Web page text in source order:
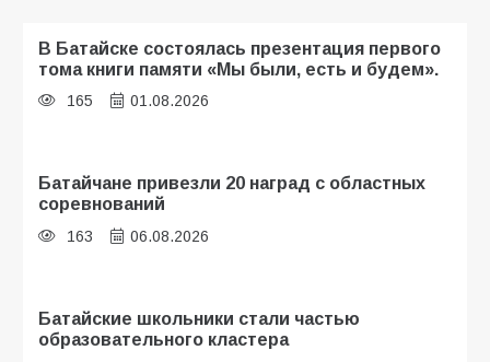
В Батайске состоялась презентация первого
тома книги памяти «Мы были, есть и будем».
165 01.08.2026
Батайчане привезли 20 наград с областных
соревнований
163 06.08.2026
Батайские школьники стали частью
образовательного кластера